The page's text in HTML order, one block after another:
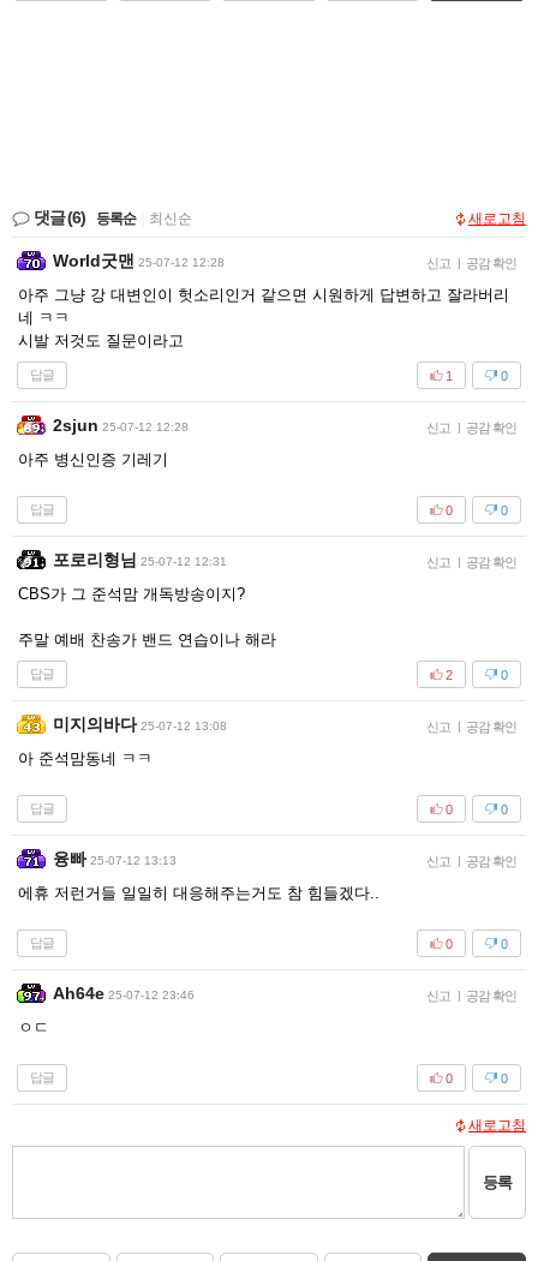
댓글(6) 등록순 최신순 새로고침
World굿맨 25-07-12 12:28 신고 | 공감 확인
아주 그냥 강 대변인이 헛소리인거 같으면 시원하게 답변하고 잘라버리
네 ㅋㅋ
시발 저것도 질문이라고
답글 0
1
2sjun 25-07-12 12:28 신고 | 공감 확인
아주 병신인증 기레기
답글 0
0
포로리형님 25-07-12 12:31 신고 | 공감 확인
CBS가 그 준석맘 개독방송이지?
주말 예배 찬송가 밴드 연습이나 해라
답글 0
2
미지의바다 25-07-12 13:08 신고 | 공감 확인
아 준석맘동네 ㅋㅋ
답글 0
0
융빠 25-07-12 13:13 신고 | 공감 확인
에휴 저런거들 일일히 대응해주는거도 참 힘들겠다..
답글 0
0
Ah64e 25-07-12 23:46 신고 | 공감 확인
ㅇㄷ
답글 0
0
새로고침
등록